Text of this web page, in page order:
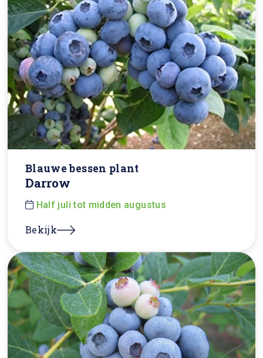
Blauwe bessen plant
Darrow
Half juli tot midden augustus
Bekijk